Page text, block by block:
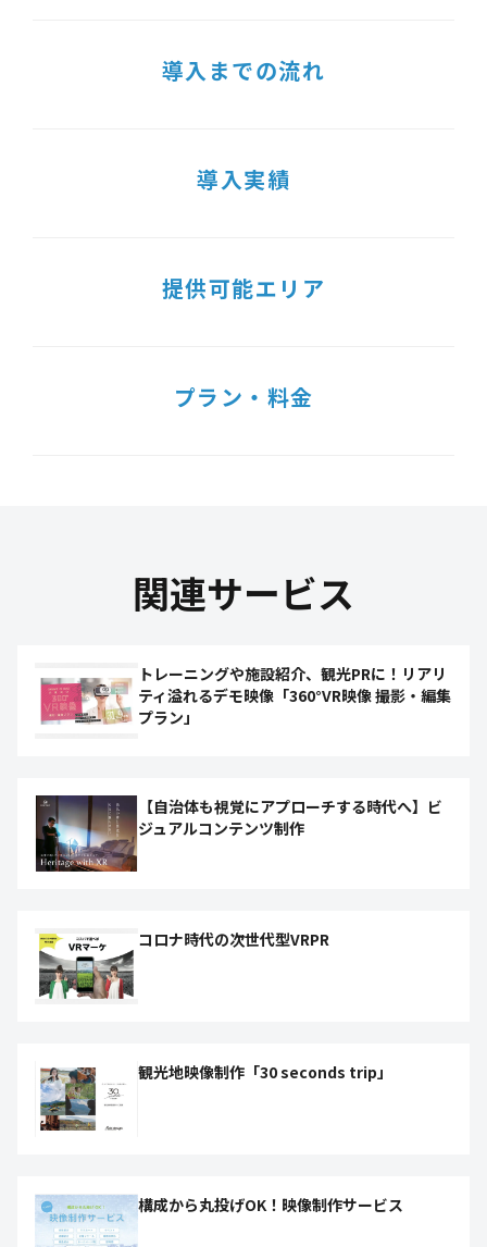
導入までの流れ
導入実績
提供可能エリア
プラン・料金
関連サービス
トレーニングや施設紹介、観光PRに！リアリ
ティ溢れるデモ映像「360°VR映像 撮影・編集
プラン」
【自治体も視覚にアプローチする時代へ】ビ
ジュアルコンテンツ制作
コロナ時代の次世代型VRPR
観光地映像制作「30 seconds trip」
構成から丸投げOK！映像制作サービス